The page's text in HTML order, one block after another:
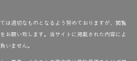
は適切なものとなるよう努めておりますが、閲覧
お願い致します。当サイトに掲載された内容によ
いません。